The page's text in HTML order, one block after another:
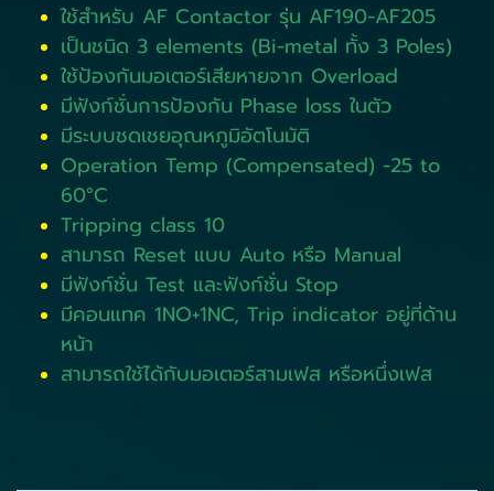
ใช้สำหรับ AF Contactor รุ่น AF190-AF205
เป็นชนิด 3 elements (Bi-metal ทั้ง 3 Poles)
ใช้ป้องกันมอเตอร์เสียหายจาก Overload
มีฟังก์ชั่นการป้องกัน Phase loss ในตัว
มีระบบชดเชยอุณหภูมิอัตโนมัติ
Operation Temp (Compensated) -25 to
60°C
Tripping class 10
สามารถ Reset แบบ Auto หรือ Manual
มีฟังก์ชั่น Test และฟังก์ชั่น Stop
มีคอนแทค 1NO+1NC, Trip indicator อยู่ที่ด้าน
หน้า
สามารถใช้ได้กับมอเตอร์สามเฟส หรือหนึ่งเฟส